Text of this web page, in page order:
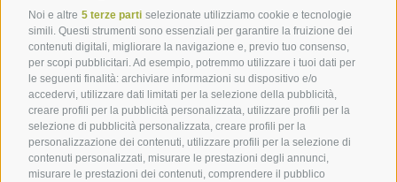
Noi e altre 5 terze parti selezionate utilizziamo cookie e tecnologie
simili. Questi strumenti sono essenziali per garantire la fruizione dei
contenuti digitali, migliorare la navigazione e, previo tuo consenso,
per scopi pubblicitari. Ad esempio, potremmo utilizzare i tuoi dati per
le seguenti finalità: archiviare informazioni su dispositivo e/o
accedervi, utilizzare dati limitati per la selezione della pubblicità,
creare profili per la pubblicità personalizzata, utilizzare profili per la
selezione di pubblicità personalizzata, creare profili per la
personalizzazione dei contenuti, utilizzare profili per la selezione di
contenuti personalizzati, misurare le prestazioni degli annunci,
misurare le prestazioni dei contenuti, comprendere il pubblico
Impressioni
Newsletter
Contatto
Consulenza
Marketing & distribuzione